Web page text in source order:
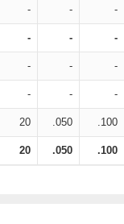
- - -
- - -
- - -
- - -
20 .050 .100
20 .050 .100